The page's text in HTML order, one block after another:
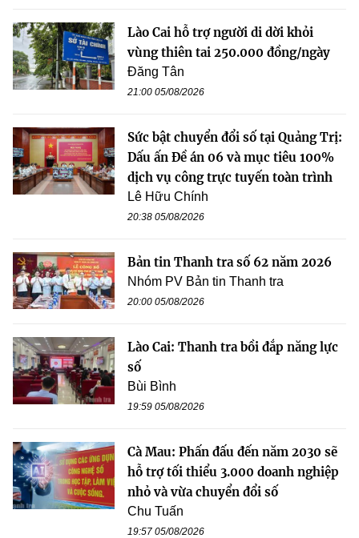
Lào Cai hỗ trợ người di dời khỏi
vùng thiên tai 250.000 đồng/ngày
Đăng Tân
21:00 05/08/2026
Sức bật chuyển đổi số tại Quảng Trị:
Dấu ấn Đề án 06 và mục tiêu 100%
dịch vụ công trực tuyến toàn trình
Lê Hữu Chính
20:38 05/08/2026
Bản tin Thanh tra số 62 năm 2026
Nhóm PV Bản tin Thanh tra
20:00 05/08/2026
Lào Cai: Thanh tra bồi đắp năng lực
số
Bùi Bình
19:59 05/08/2026
Cà Mau: Phấn đấu đến năm 2030 sẽ
hỗ trợ tối thiểu 3.000 doanh nghiệp
nhỏ và vừa chuyển đổi số
Chu Tuấn
19:57 05/08/2026